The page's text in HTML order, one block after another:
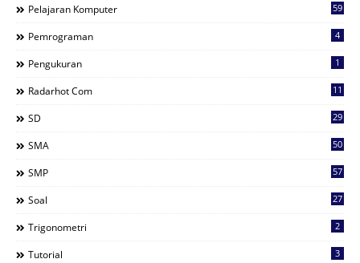
Pelajaran Komputer 59
Pemrograman 4
Pengukuran 1
Radarhot Com 11
SD 29
SMA 50
SMP 57
Soal 27
Trigonometri 2
Tutorial 3